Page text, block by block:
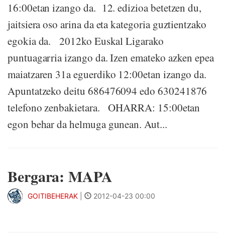
16:00etan izango da. 12. edizioa betetzen du,
jaitsiera oso arina da eta kategoria guztientzako
egokia da. 2012ko Euskal Ligarako
puntuagarria izango da. Izen emateko azken epea
maiatzaren 31a eguerdiko 12:00etan izango da.
Apuntatzeko deitu 686476094 edo 630241876
telefono zenbakietara. OHARRA: 15:00etan
egon behar da helmuga gunean. Aut...
Bergara: MAPA
GOITIBEHERAK 2012-04-23 00:00